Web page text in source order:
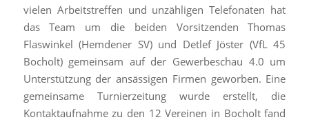
vielen Arbeitstreffen und unzähligen Telefonaten hat
das Team um die beiden Vorsitzenden Thomas
Flaswinkel (Hemdener SV) und Detlef Jöster (VfL 45
Bocholt) gemeinsam auf der Gewerbeschau 4.0 um
Unterstützung der ansässigen Firmen geworben. Eine
gemeinsame Turnierzeitung wurde erstellt, die
Kontaktaufnahme zu den 12 Vereinen in Bocholt fand